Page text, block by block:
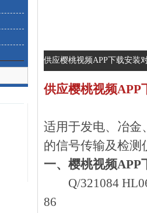
供应樱桃视频APP下载安装对
供应樱桃视频APP
适用于发电、冶
的信号传输及检测
一、樱桃视频
Q/321084
86